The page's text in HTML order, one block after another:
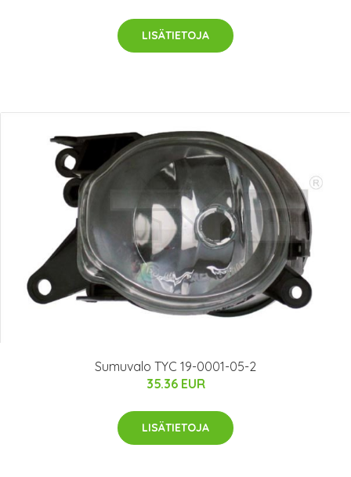
LISÄTIETOJA
Sumuvalo TYC 19-0001-05-2
35.36 EUR
LISÄTIETOJA